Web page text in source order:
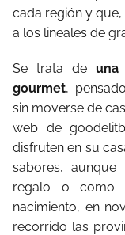
cada región y
a los lineales de
Se trata deuna
gourmet,
sin moverse de
web de
disfruten en su
sabores,
regalo o como
nacimiento, en
recorrido las